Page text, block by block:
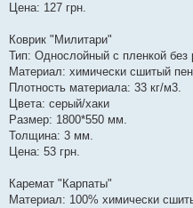
Цена: 127 грн.
Коврик "Милитари"
Тип: Однослойный с пленкой без
Материал: химически сшитый
Плотность материала: 33 кг/м3.
Цвета: серый/хаки
Размер: 1800*550 мм.
Толщина: 3 мм.
Цена: 53 грн.
Каремат "Карпаты"
Материал: 100% химически